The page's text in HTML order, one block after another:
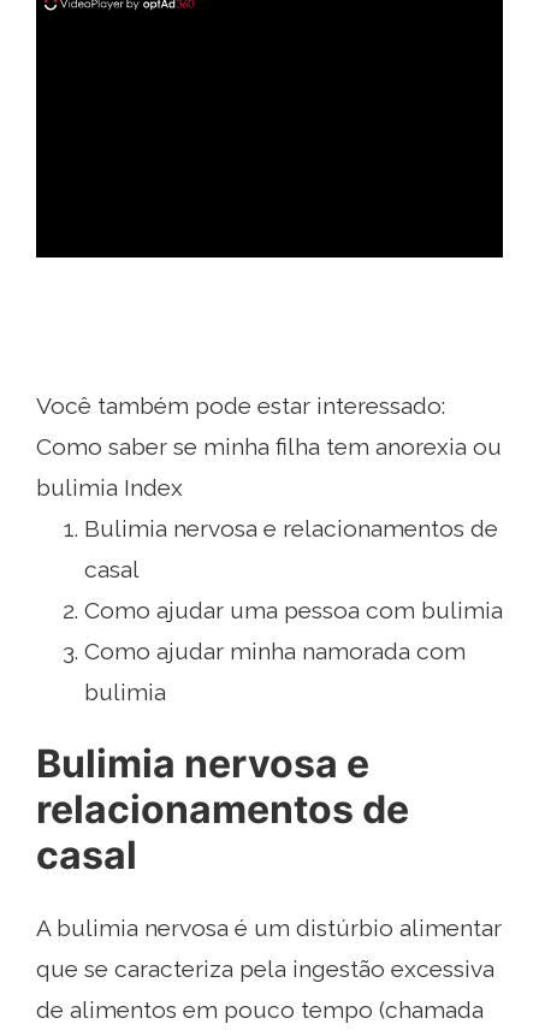
Você também pode estar interessado:
Como saber se minha filha tem anorexia ou
bulimia Index
Bulimia nervosa e relacionamentos de
casal
Como ajudar uma pessoa com bulimia
Como ajudar minha namorada com
bulimia
Bulimia nervosa e
relacionamentos de
casal
A bulimia nervosa é um distúrbio alimentar
que se caracteriza pela ingestão excessiva
de alimentos em pouco tempo (chamada